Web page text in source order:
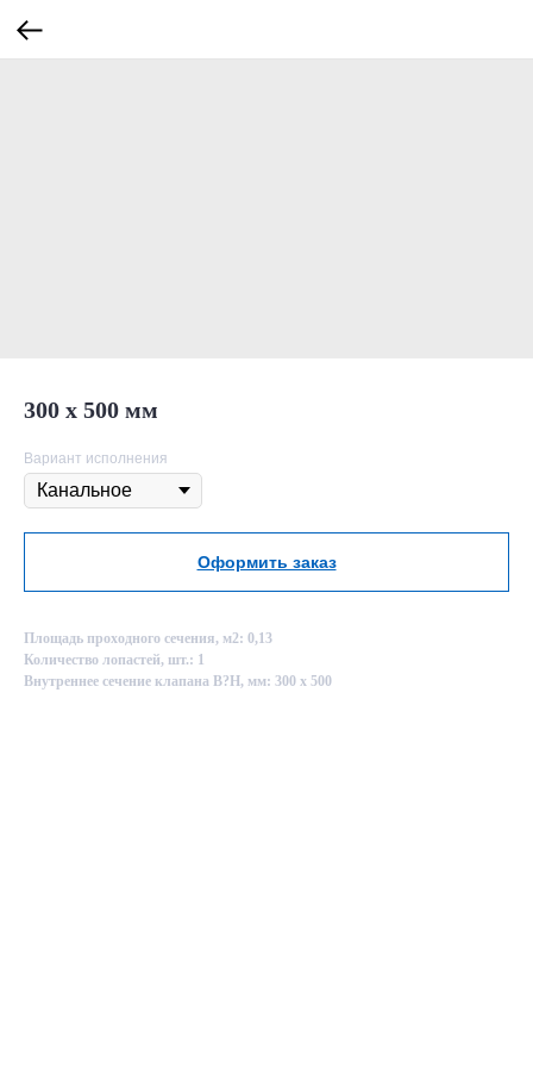
300 х 500 мм
Вариант исполнения
Оформить заказ
Площадь проходного сечения, м2: 0,13
Количество лопастей, шт.: 1
Внутреннее сечение клапана B?H, мм: 300 х 500